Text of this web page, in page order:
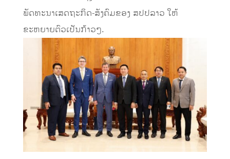
ພັດທະນາເສດຖະກິດ-ສັງຄົມຂອງ ສປປລາວ ໃຫ້
ຂະຫຍາຍຕົວເປັນກ້າວໆ.